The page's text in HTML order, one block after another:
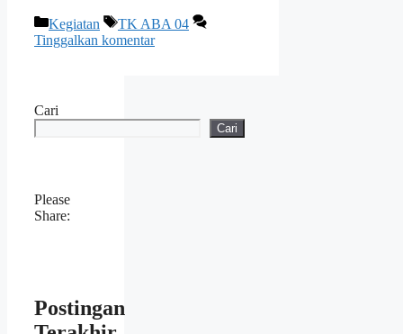
Kategori
Kegiatan Tag
TK ABA 04
Tinggalkan komentar
Cari
Cari
Please
Share:
Postingan